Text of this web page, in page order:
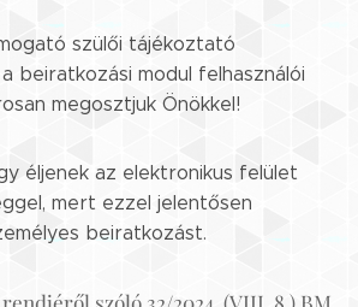
szülői tájékoztató
beiratkozási modul felhasználói
megosztjuk Önökkel!
éljenek az elektronikus felület
mert ezzel jelentősen
beiratkozást.